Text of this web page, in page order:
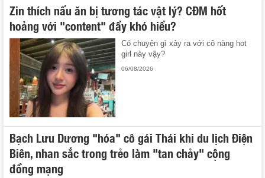
Zin thích nấu ăn bị tương tác vật lý? CĐM hốt
hoảng với "content" đầy khó hiểu?
Có chuyện gì xảy ra với cô nàng hot
girl này vậy?
06/08/2026
Bạch Lưu Dương "hóa" cô gái Thái khi du lịch Điện
Biên, nhan sắc trong trẻo làm "tan chảy" cộng
đồng mạng